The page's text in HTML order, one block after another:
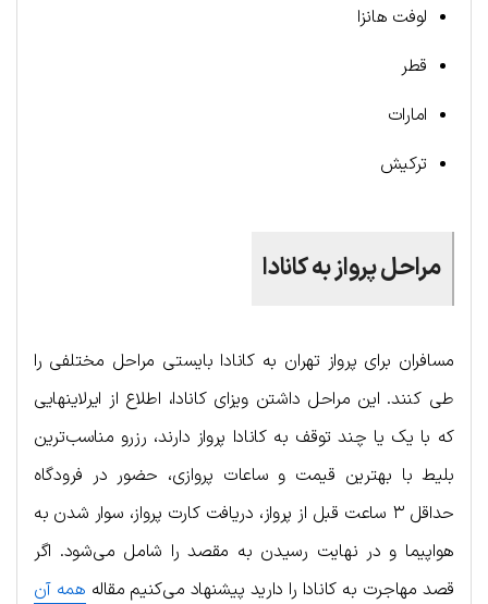
لوفت هانزا
قطر
امارات
ترکیش
مراحل پرواز به کانادا
مسافران برای پرواز تهران به کانادا بایستی مراحل مختلفی را
طی کنند. این مراحل داشتن ویزای کانادا، اطلاع از ایرلاین‎هایی
که با یک یا چند توقف به کانادا پرواز دارند، رزرو مناسب‌ترین
بلیط با بهترین قیمت و ساعات پروازی، حضور در فرودگاه
حداقل ۳ ساعت قبل از پرواز، دریافت کارت پرواز، سوار شدن به
هواپیما و در نهایت رسیدن به مقصد را شامل می‌شود. اگر
قصد مهاجرت به کانادا را دارید پیشنهاد می‌کنیم مقاله همه آن